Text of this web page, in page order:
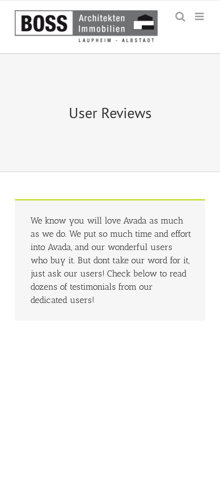
User Reviews
We know you will love Avada as much
as we do. We put so much time and effort
into Avada, and our wonderful users
who buy it. But dont take our word for it,
just ask our users! Check below to read
dozens of testimonials from our
dedicated users!